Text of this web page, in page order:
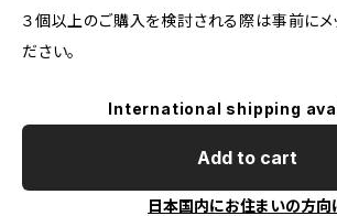
３個以上のご購入を検討される際は事前にメ
ださい。
International shipping
Add to cart
日本国内にお住まいの方向